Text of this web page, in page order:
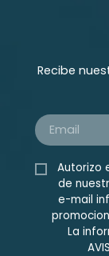
Recibe
Autorizo
de
e-mail
La